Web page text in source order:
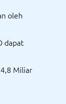
oleh
dapat
Miliar